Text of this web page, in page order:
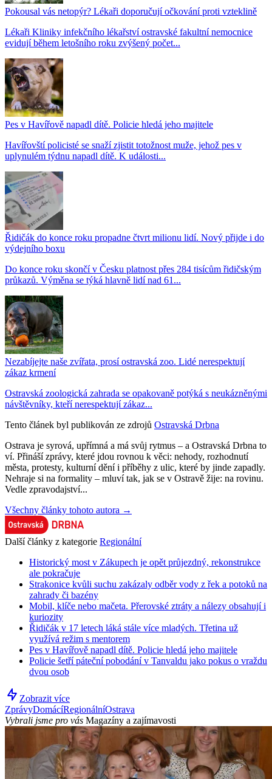
Pokousal vás netopýr? Lékaři doporučují očkování proti vzteklině
Lékaři Kliniky infekčního lékařství ostravské fakultní nemocnice
evidují během letošního roku zvýšený počet...
Pes v Havířově napadl dítě. Policie hledá jeho majitele
Havířovští policisté se snaží zjistit totožnost muže, jehož pes v
uplynulém týdnu napadl dítě. K události...
Řidičák do konce roku propadne čtvrt milionu lidí. Nový přijde i do
výdejního boxu
Do konce roku skončí v Česku platnost přes 284 tisícům řidičským
průkazů. Výměna se týká hlavně lidí nad 61...
Nezabíjejte naše zvířata, prosí ostravská zoo. Lidé nerespektují
zákaz krmení
Ostravská zoologická zahrada se opakovaně potýká s neukázněnými
návštěvníky, kteří nerespektují zákaz...
Tento článek byl publikován ze zdrojů Ostravská Drbna
Ostrava je syrová, upřímná a má svůj rytmus – a Ostravská Drbna to
ví. Přináší zprávy, které jdou rovnou k věci: nehody, rozhodnutí
města, protesty, kulturní dění i příběhy z ulic, které by jinde zapadly.
Nehraje si na formality – mluví tak, jak se v Ostravě žije: na rovinu.
Vedle zpravodajství...
Všechny články tohoto autora →
Další články z kategorie Regionální
Historický most v Zákupech je opět průjezdný, rekonstrukce
ale pokračuje
Strakonice kvůli suchu zakázaly odběr vody z řek a potoků na
zahrady či bazény
Mobil, klíče nebo mačeta. Přerovské ztráty a nálezy obsahují i
kuriozity
Řidičák v 17 letech láká stále více mladých. Třetina už
využívá režim s mentorem
Pes v Havířově napadl dítě. Policie hledá jeho majitele
Policie šetří páteční pobodání v Tanvaldu jako pokus o vraždu
dvou osob
Zobrazit více
ZprávyDomácíRegionálníOstrava
Vybrali jsme pro vás Magazíny a zajímavosti